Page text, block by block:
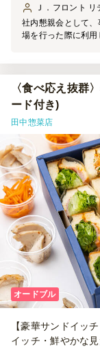
Ｊ．フロント
社内懇親会として
場を行った際に利
ので選択できまし
バラエティーも良
ので心配しており
を開けるのに手間
問題のない範囲でし
たい、味が良いス
思います！
〈食べ応え抜群
ード付き)
田中惣菜店
オードブル
【豪華サンドイッ
イッチ・鮮やかな